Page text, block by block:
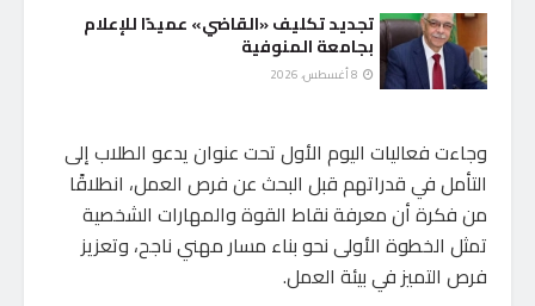
تجديد تكليف «القاضي» عميدًا للإعلام
بجامعة المنوفية
وجاءت فعاليات اليوم الأول تحت عنوان يدعو الطلاب إلى
التأمل في قدراتهم قبل البحث عن فرص العمل، انطلاقًا
من فكرة أن معرفة نقاط القوة والمهارات الشخصية
تمثل الخطوة الأولى نحو بناء مسار مهني ناجح، وتعزيز
فرص التميز في بيئة العمل.